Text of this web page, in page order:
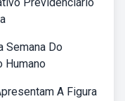
Semana Do
Humano
A Figura